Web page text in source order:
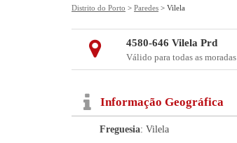
Distrito do Porto > Paredes > Vilela
4580-646 Vilela Prd
Válido para todas as moradas
Informação Geográfica
Freguesia: Vilela